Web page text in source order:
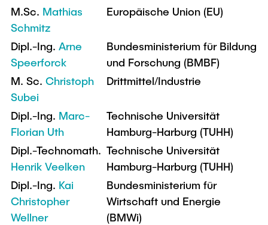
M.Sc. Mathias
Schmitz
Europäische Union (EU)
Dipl.-Ing. Arne
Speerforck
Bundesministerium für Bildung
und Forschung (BMBF)
M. Sc. Christoph
Subei
Drittmittel/Industrie
Dipl.-Ing. Marc-
Florian Uth
Technische Universität
Hamburg-Harburg (TUHH)
Dipl.-Technomath.
Henrik Veelken
Technische Universität
Hamburg-Harburg (TUHH)
Dipl.-Ing. Kai
Christopher
Wellner
Bundesministerium für
Wirtschaft und Energie
(BMWi)